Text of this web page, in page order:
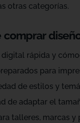
otras categorías.
digital rápida y
para
de estilos y
de adaptar el
talleres, marcas y